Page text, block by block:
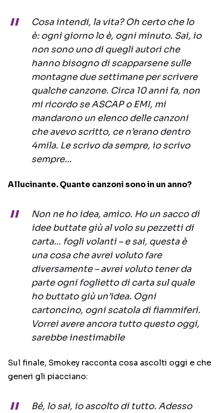
Cosa intendi, la vita? Oh certo che lo
è: ogni giorno lo è, ogni minuto. Sai, io
non sono uno di quegli autori che
hanno bisogno di scapparsene sulle
montagne due settimane per scrivere
qualche canzone. Circa 10 anni fa, non
mi ricordo se ASCAP o EMI, mi
mandarono un elenco delle canzoni
che avevo scritto, ce n’erano dentro
4mila. Le scrivo da sempre, io scrivo
sempre…
Allucinante. Quante canzoni sono in un anno?
Non ne ho idea, amico. Ho un sacco di
idee buttate giù al volo su pezzetti di
carta… fogli volanti – e sai, questa è
una cosa che avrei voluto fare
diversamente – avrei voluto tener da
parte ogni foglietto di carta sul quale
ho buttato giù un’idea. Ogni
cartoncino, ogni scatola di fiammiferi.
Vorrei avere ancora tutto questo oggi,
sarebbe inestimabile
Sul finale, Smokey racconta cosa ascolti oggi e che
generi gli piacciano:
Bé, lo sai, io ascolto di tutto. Adesso